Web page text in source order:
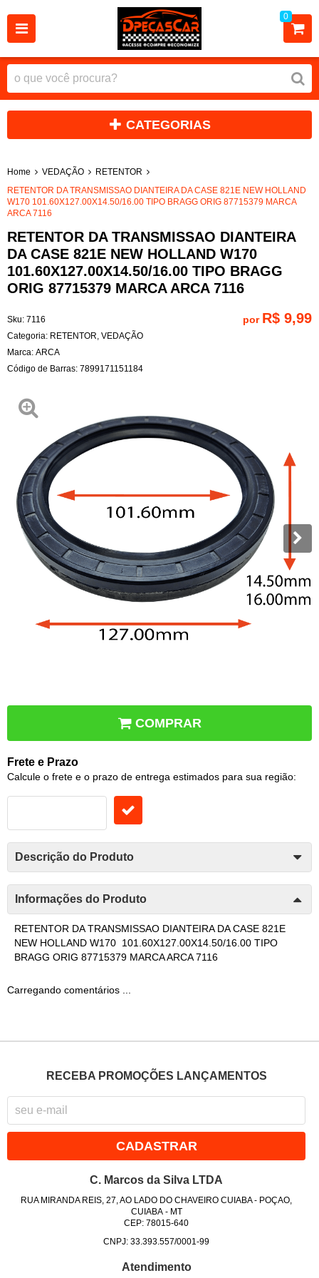
0
CATEGORIAS
Home VEDAÇÃO
RETENTOR
RETENTOR DA TRANSMISSAO DIANTEIRA DA CASE 821E NEW HOLLAND
W170 101.60X127.00X14.50/16.00 TIPO BRAGG ORIG 87715379 MARCA
ARCA 7116
RETENTOR DA TRANSMISSAO DIANTEIRA
DA CASE 821E NEW HOLLAND W170
101.60X127.00X14.50/16.00 TIPO BRAGG
ORIG 87715379 MARCA ARCA 7116
Sku: 7116
Categoria: RETENTOR VEDAÇÃO
Marca: ARCA
Código de Barras: 7899171151184
por R$ 9,99
COMPRAR
Frete e Prazo
Calcule o frete e o prazo de entrega estimados para sua região:
Descrição do Produto
Informações do Produto
RETENTOR DA TRANSMISSAO DIANTEIRA DA CASE 821E
NEW HOLLAND W170 101.60X127.00X14.50/16.00 TIPO
BRAGG ORIG 87715379 MARCA ARCA 7116
Carregando comentários ...
RECEBA PROMOÇÕES LANÇAMENTOS
CADASTRAR
C. Marcos da Silva LTDA
RUA MIRANDA REIS, 27, AO LADO DO CHAVEIRO CUIABA- POÇAO,
CUIABA- MT
CEP: 78015-640
CNPJ: 33.393.557/0001-99
Atendimento